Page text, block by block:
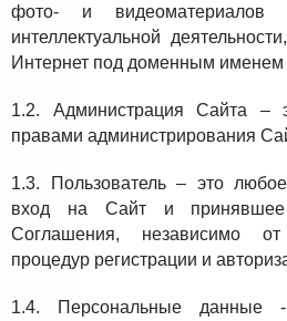
фото- и видеоматериалов
интеллектуальной
Интернет под доменным именем
1.2. Администрация Сайта –
правами администрирования
1.3. Пользователь – это
вход на Сайт и принявшее
Соглашения, независимо
процедур регистрации и
1.4. Персональные данные